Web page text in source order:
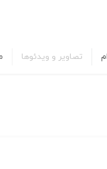
تصاویر و ویدئوها